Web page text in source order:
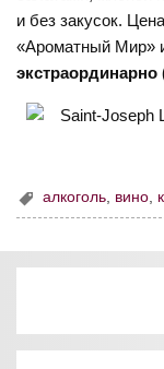
и без закусок.
«Ароматный Мир»
экстраординарно
алкоголь вино